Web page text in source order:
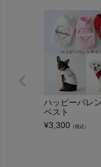
ハッピーバレ
ベスト
¥3,300 （税込）